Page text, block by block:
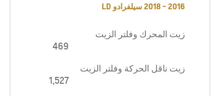
2016 - 2018 سيلفرادو LD
زيت المحرك وفلتر الزيت
469
زيت ناقل الحركة وفلتر الزيت
1,527